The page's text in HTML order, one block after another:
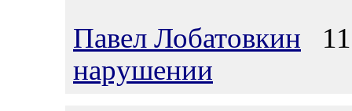
Павел Лобатовкин
нарушении